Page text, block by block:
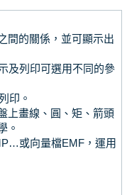
間的關係，並可顯示出
及列印可選用不同的參
印。
上畫線、圓、矩、箭頭
。
或向量檔EMF，運用